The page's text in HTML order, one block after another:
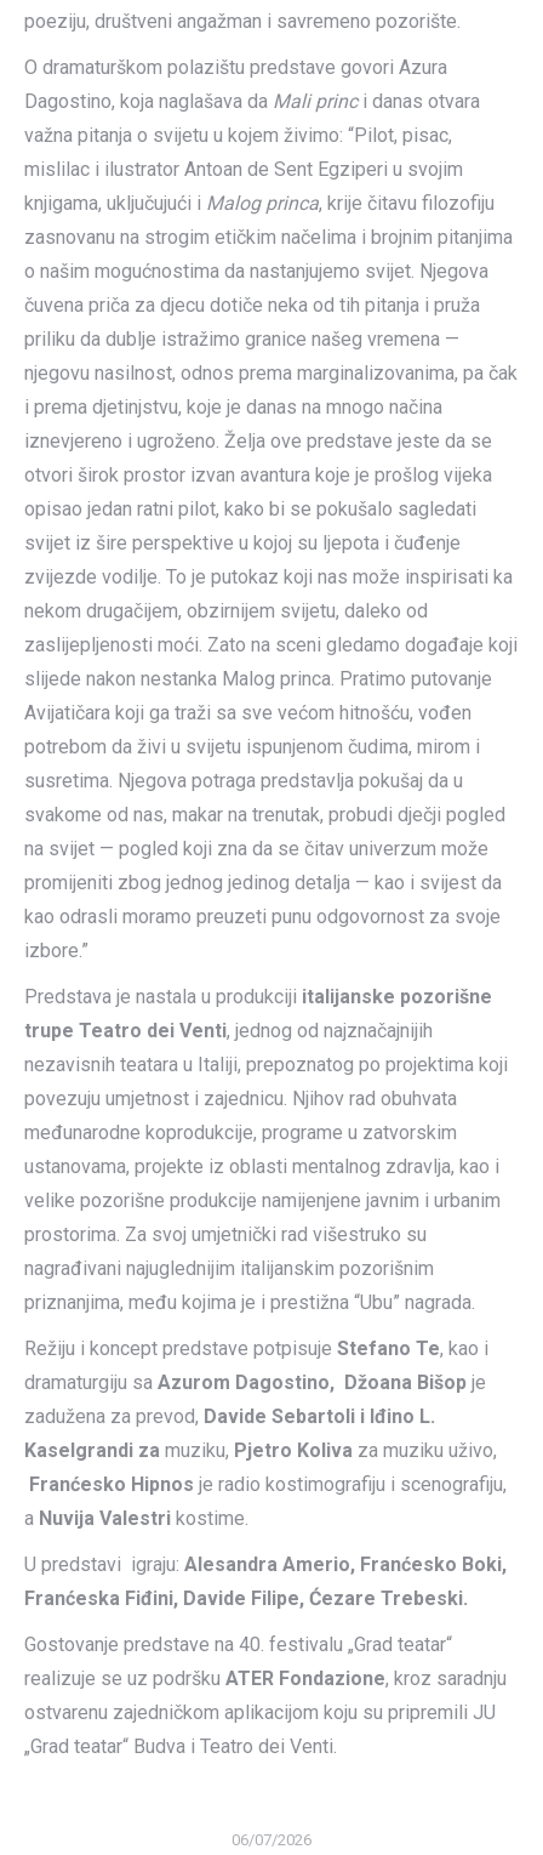
poeziju, društveni angažman i savremeno pozorište.
O dramaturškom polazištu predstave govori Azura
Dagostino, koja naglašava da Mali princi danas otvara
važna pitanja o svijetu u kojem živimo: “Pilot, pisac,
mislilac i ilustrator Antoan de Sent Egziperi u svojim
knjigama, uključujući i Malog princa, krije čitavu filozofiju
zasnovanu na strogim etičkim načelima i brojnim pitanjima
o našim mogućnostima da nastanjujemo svijet. Njegova
čuvena priča za djecu dotiče neka od tih pitanja i pruža
priliku da dublje istražimo granice našeg vremena —
njegovu nasilnost, odnos prema marginalizovanima, pa čak
i prema djetinjstvu, koje je danas na mnogo načina
iznevjereno i ugroženo. Želja ove predstave jeste da se
otvori širok prostor izvan avantura koje je prošlog vijeka
opisao jedan ratni pilot, kako bi se pokušalo sagledati
svijet iz šire perspektive u kojoj su ljepota i čuđenje
zvijezde vodilje. To je putokaz koji nas može inspirisati ka
nekom drugačijem, obzirnijem svijetu, daleko od
zaslijepljenosti moći. Zato na sceni gledamo događaje koji
slijede nakon nestanka Malog princa. Pratimo putovanje
Avijatičara koji ga traži sa sve većom hitnošću, vođen
potrebom da živi u svijetu ispunjenom čudima, mirom i
susretima. Njegova potraga predstavlja pokušaj da u
svakome od nas, makar na trenutak, probudi dječji pogled
na svijet — pogled koji zna da se čitav univerzum može
promijeniti zbog jednog jedinog detalja — kao i svijest da
kao odrasli moramo preuzeti punu odgovornost za svoje
izbore.”
Predstava je nastala u produkciji italijanske pozorišne
trupe Teatro dei Venti, jednog od najznačajnijih
nezavisnih teatara u Italiji, prepoznatog po projektima koji
povezuju umjetnost i zajednicu. Njihov rad obuhvata
međunarodne koprodukcije, programe u zatvorskim
ustanovama, projekte iz oblasti mentalnog zdravlja, kao i
velike pozorišne produkcije namijenjene javnim i urbanim
prostorima. Za svoj umjetnički rad višestruko su
nagrađivani najuglednijim italijanskim pozorišnim
priznanjima, među kojima je i prestižna “Ubu” nagrada.
Režiju i koncept predstave potpisuje Stefano Te, kao i
dramaturgiju sa Azurom Dagostino, Džoana Bišop je
zadužena za prevod, Davide Sebartoli i Iđino L.
Kaselgrandi za muziku, Pjetro Koliva za muziku uživo,
Franćesko Hipnos je radio kostimografiju i scenografiju,
a Nuvija Valestri kostime.
U predstavi igraju: Alesandra Amerio, Franćesko Boki,
Franćeska Fiđini, Davide Filipe, Ćezare Trebeski.
Gostovanje predstave na 40. festivalu „Grad teatar“
realizuje se uz podršku ATER Fondazione, kroz saradnju
ostvarenu zajedničkom aplikacijom koju su pripremili JU
„Grad teatar“ Budva i Teatro dei Venti.
06/07/2026